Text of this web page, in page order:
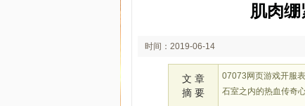
肌肉
时间：2019-06-14
文 章
摘 要
07073网页游戏开服
石室之内的热血传奇